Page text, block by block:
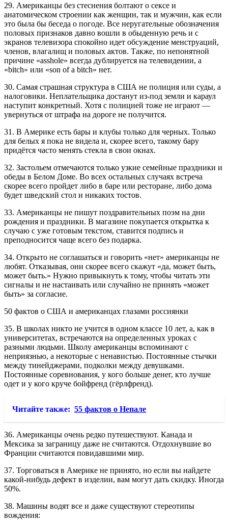
29. Американцы без стеснения болтают о сексе и
анатомическом строении как женщин, так и мужчин, как если
это была бы беседа о погоде. Все неругательные обозначения
половых признаков давно вошли в обыденную речь и с
экранов телевизора спокойно идет обсуждение менструаций,
членов, влагалищ и половых актов. Также, по непонятной
причине «asshole» всегда дублируется на телевидении, а
«bitch» или «son of a bitch» нет.
30. Самая страшная структура в США не полиция или суды, а
налоговики. Неплательщика достанут из-под земли и караул
наступит конкретный. Хотя с полицией тоже не играют —
увернуться от штрафа на дороге не получится.
31. В Америке есть бары и клубы только для черных. Только
для белых я пока не видела и, скорее всего, такому бару
придётся часто менять стекла в свои окнах.
32. Застольем отмечаются только узкие семейные праздники и
обеды в Белом Доме. Во всех остальных случаях встреча
скорее всего пройдет либо в баре или ресторане, либо дома
будет шведский стол и никаких тостов.
33. Американцы не пишут поздравительных поэм на дни
рождения и праздники. В магазине покупается открытка к
случаю с уже готовым текстом, ставится подпись и
преподносится чаще всего без подарка.
34. Открыто не соглашаться и говорить «нет» американцы не
любят. Отказывая, они скорее всего скажут «да, может быть,
может быть.» Нужно привыкнуть к тому, чтобы читать эти
сигналы и не настаивать или случайно не принять «может
быть» за согласие.
50 фактов о США и американцах глазами россиянки
35. В школах никто не учится в одном классе 10 лет, а, как в
университетах, встречаются на определенных уроках с
разными людьми. Школу американцы вспоминают с
неприязнью, а некоторые с ненавистью. Постоянные стычки
между тинейджерами, подколки между девушками.
Постоянные соревнования, у кого больше денег, кто лучше
одет и у кого круче бойфренд (гёрлфренд).
Читайте также: 55 фактов о Непале
36. Американцы очень редко путешествуют. Канада и
Мексика за заграницу даже не считаются. Отдохнувшие во
Франции считаются повидавшими мир.
37. Торговаться в Америке не принято, но если вы найдете
какой-нибудь дефект в изделии, вам могут дать скидку. Иногда
50%.
38. Машины водят все и даже существуют стереотипы
вождения: